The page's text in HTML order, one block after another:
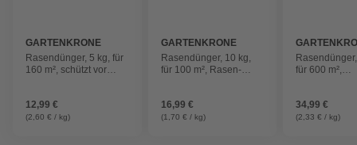
GARTENKRONE
Rasendünger, 5 kg, für
160 m², schützt vor
12,99 €
(2,60 € / kg)
GARTENKRONE
Rasendünger, 10 kg,
für 100 m², Rasen-
16,99 €
(1,70 € / kg)
für 600 m²,
34,99 €
(2,33 € / kg)